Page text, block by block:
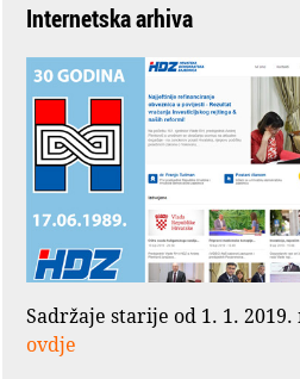
Internetska arhiva
Sadržaje starije od 1. 1.
ovdje